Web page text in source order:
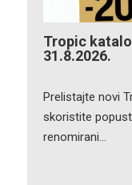
Tropic
31.8.2026.
Prelistajte novi
skoristite
renomirani…